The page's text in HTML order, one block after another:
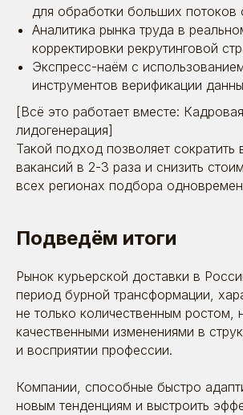
для обработки больших потоков
Аналитика рынка труда в
корректировки рекрутинговой
Экспресс-наём с
инструментов верификации
[Всё это работает вместе: Кадровая
лидогенерация]
Такой подход позволяет сократить
вакансий в 2-3 раза и снизить
всех регионах подбора
Подведём итоги
Рынок курьерской доставки в
период бурной трансформации,
не только количественным ростом,
качественными изменениями в
и восприятии профессии.
Компании, способные быстро
новым тенденциям и выстроить
г. Москва, Духовской пер., д. 17,
эт. 1, пом. V
8 (495) 642-59-95
Я даю согласие на обработку моих персональных
данных в соответствии
политикой обработки
персональных данныхи согласием на обработку
персональных данных
Пользовательское
Онлайн» ИНН:7725726988
ОГРН:1117746478409 Позиция ТН ВЭД 8523 49
990 0 Позиция ОКПД 2 58.29.13 ОКВЭД - 63.11.1